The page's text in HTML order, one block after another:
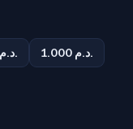
500 د.م.
1.000 د.م.